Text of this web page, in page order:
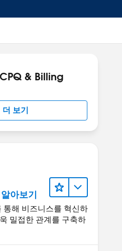
& Billing
더 보기
아보기
통해 비즈니스를 혁신하
밀접한 관계를 구축하